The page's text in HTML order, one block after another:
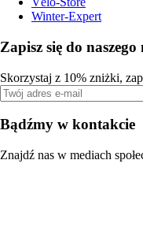
Winter-Expert
Zapisz się do naszego
Skorzystaj z 10% zniżki,
Bądźmy w kontakcie
Znajdź nas w mediach